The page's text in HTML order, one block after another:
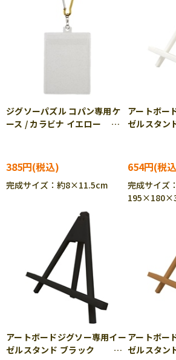
ジグソーパズル コパン専用ケ
ース / カラビナ イエロー
385円
完成サイズ：約8×11.5cm
アートボー
ゼルスタ
654円
完成サイズ
アートボードジグソー専用イー
ゼルスタンド ブラック
アートボー
ゼルスタ